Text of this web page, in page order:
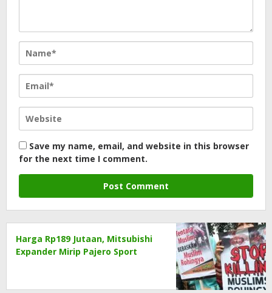
Save my name, email, and website in this browser
for the next time I comment.
Harga Rp189 Jutaan, Mitsubishi
Expander Mirip Pajero Sport